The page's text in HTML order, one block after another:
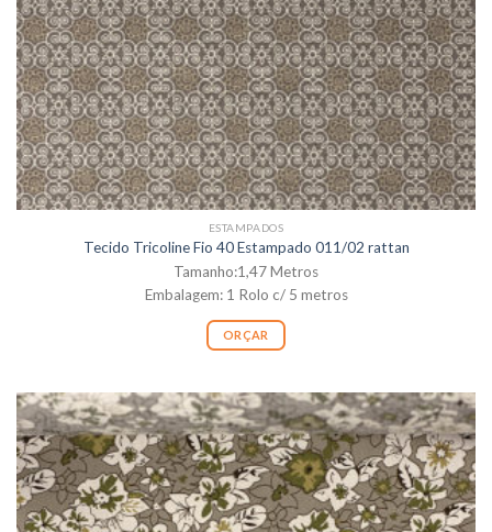
ESTAMPADOS
Tecido Tricoline Fio 40 Estampado 011/02 rattan
Tamanho:1,47 Metros
Embalagem: 1 Rolo c/ 5 metros
ORÇAR